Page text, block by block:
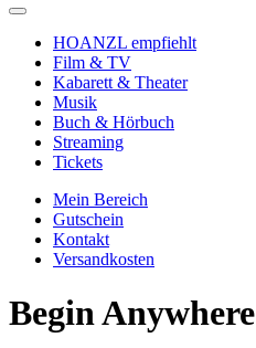
HOANZL empfiehlt
Film & TV
Kabarett & Theater
Musik
Buch & Hörbuch
Streaming
Tickets
Mein Bereich
Gutschein
Kontakt
Versandkosten
Begin Anywhere